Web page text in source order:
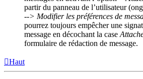
partir du panneau de l’utilisateur
--> Modifier les préférences de
pourrez toujours empêcher une
message en décochant la case
formulaire de rédaction de message.
Haut